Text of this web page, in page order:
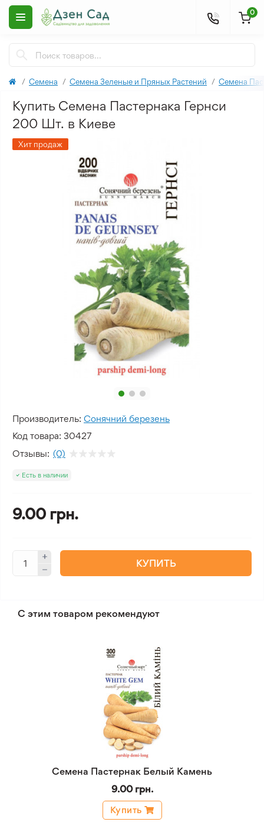
0
Семена Семена Зеленые и Пряных Растений Семена
Купить Семена Пастернака Гернси
200 Шт. в Киеве
Хит продаж
Производитель: Сонячний березень
Код товара: 30427
Отзывы: (0)
Есть в наличии
9.00 грн.
КУПИТЬ
С этим товаром рекомендуют
Семена Пастернак Белый Камень
9.00 грн.
Купить